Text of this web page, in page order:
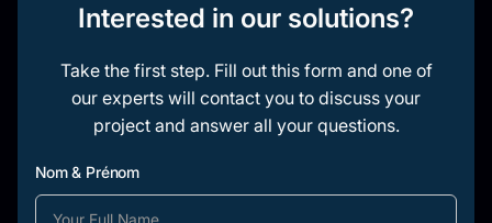
Interested in our solutions?
Take the first step. Fill out this form and one of
our experts will contact you to discuss your
project and answer all your questions.
Nom & Prénom